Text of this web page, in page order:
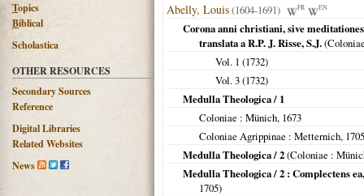
Topics
Biblical
Scholastica
OTHER RESOURCES
Secondary Sources
Reference
Digital Libraries
Related Websites
News
Abelly, Louis(1604-1691) FR EN
Corona anni christiani, sive
translata a R.P. J. Risse, S.J.(
Vol. 1 (1732)
Vol. 3 (1732)
Medulla Theologica / 1
Coloniae : Münich, 1673
Coloniae Agrippinae : Metternich, 1705
Medulla Theologica / 2(Coloniae :
Medulla Theologica / 2 : Complectens
1705)